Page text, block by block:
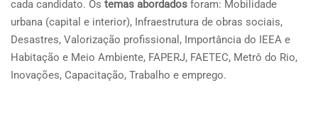
cada candidato. Os temas abordados foram: Mobilidade
urbana (capital e interior), Infraestrutura de obras sociais,
Desastres, Valorização profissional, Importância do IEEA e
Habitação e Meio Ambiente, FAPERJ, FAETEC, Metrô do Rio,
Inovações, Capacitação, Trabalho e emprego.